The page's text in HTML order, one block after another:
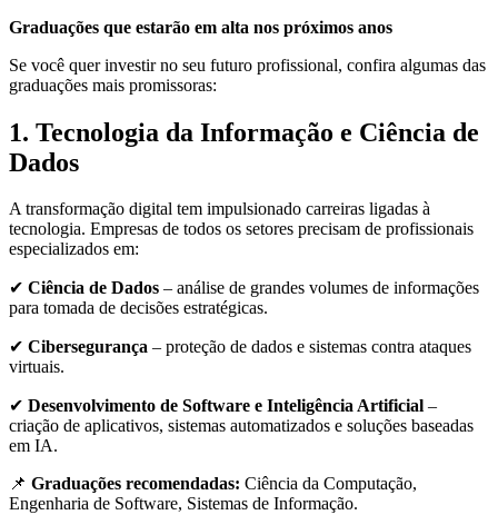
Graduações que estarão em alta nos próximos anos
Se você quer investir no seu futuro profissional, confira algumas das
graduações mais promissoras:
1. Tecnologia da Informação e Ciência de
Dados
A transformação digital tem impulsionado carreiras ligadas à
tecnologia. Empresas de todos os setores precisam de profissionais
especializados em:
✔ Ciência de Dados – análise de grandes volumes de informações
para tomada de decisões estratégicas.
✔ Cibersegurança – proteção de dados e sistemas contra ataques
virtuais.
✔ Desenvolvimento de Software e Inteligência Artificial –
criação de aplicativos, sistemas automatizados e soluções baseadas
em IA.
📌 Graduações recomendadas: Ciência da Computação,
Engenharia de Software, Sistemas de Informação.